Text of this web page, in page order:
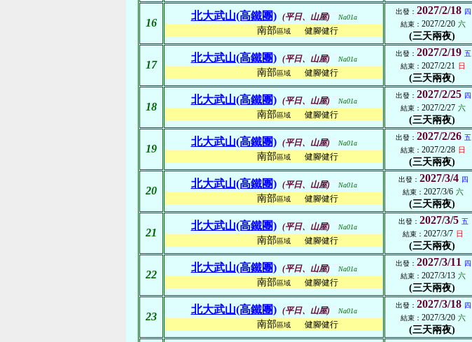
16
北大武山(高鐵團) (平日、山屋) Na01a
南部區域 健腳健行
出發： 2027/2/18 四
結束： 2027/2/20 六
(三天兩夜)
17
北大武山(高鐵團) (平日、山屋) Na01a
南部區域 健腳健行
出發： 2027/2/19 五
結束： 2027/2/21 日
(三天兩夜)
18
北大武山(高鐵團) (平日、山屋) Na01a
南部區域 健腳健行
出發： 2027/2/25 四
結束： 2027/2/27 六
(三天兩夜)
19
北大武山(高鐵團) (平日、山屋) Na01a
南部區域 健腳健行
出發： 2027/2/26 五
結束： 2027/2/28 日
(三天兩夜)
20
北大武山(高鐵團) (平日、山屋) Na01a
南部區域 健腳健行
出發： 2027/3/4 四
結束： 2027/3/6 六
(三天兩夜)
21
北大武山(高鐵團) (平日、山屋) Na01a
南部區域 健腳健行
出發： 2027/3/5 五
結束： 2027/3/7 日
(三天兩夜)
22
北大武山(高鐵團) (平日、山屋) Na01a
南部區域 健腳健行
出發： 2027/3/11
四
結束： 2027/3/13 六
(三天兩夜)
23
北大武山(高鐵團) (平日、山屋) Na01a
南部區域 健腳健行
出發： 2027/3/18 四
結束： 2027/3/20 六
(三天兩夜)